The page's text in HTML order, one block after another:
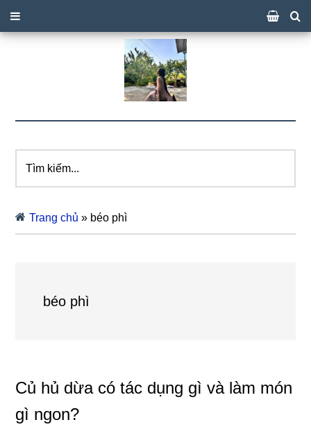
kiếm...
Trang chủ » béo phì
béo phì
Củ hủ dừa có tác dụng gì và làm món
gì ngon?